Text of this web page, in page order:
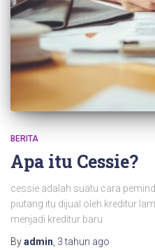
BERITA
Apa itu Cessie?
cessie adalah suatu cara
piutang itu dijual oleh kreditur
menjadi kreditur baru
Byadmin 3 tahun ago